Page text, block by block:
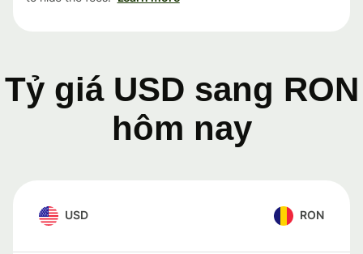
Tỷ giá USD sang RON
hôm nay
USD RON